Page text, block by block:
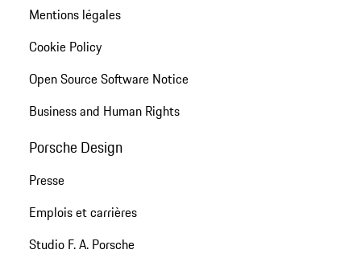
Mentions légales
Cookie Policy
Open Source Software Notice
Business and Human Rights
Porsche Design
Presse
Emplois et carrières
Studio F. A. Porsche